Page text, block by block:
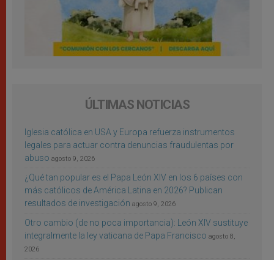
ÚLTIMAS NOTICIAS
Iglesia católica en USA y Europa refuerza instrumentos
legales para actuar contra denuncias fraudulentas por
abuso agosto 9, 2026
¿Qué tan popular es el Papa León XIV en los 6 países con
más católicos de América Latina en 2026? Publican
resultados de investigación agosto 9, 2026
Otro cambio (de no poca importancia): León XIV sustituye
integralmente la ley vaticana de Papa Francisco agosto 8,
2026